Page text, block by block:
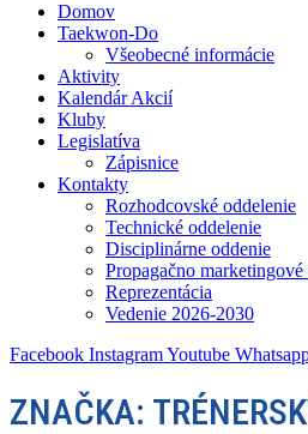
Domov
Taekwon-Do
Všeobecné informácie
Aktivity
Kalendár Akcií
Kluby
Legislatíva
Zápisnice
Kontakty
Rozhodcovské oddelenie
Technické oddelenie
Disciplinárne oddenie
Propagačno marketingové
Reprezentácia
Vedenie 2026-2030
Facebook InstagramYoutube
ZNAČKA: